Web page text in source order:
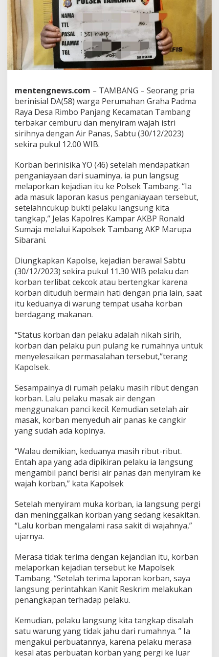
s
a
i
m
b
o
P
n
j
a
n
g
mentengnews.com – TAMBANG – Seorang pria
berinisial DA(58) warga Perumahan Graha Padma
Raya Desa Rimbo Panjang Kecamatan Tambang
terbakar cemburu dan menyiram wajah istri
sirihnya dengan Air Panas, Sabtu (30/12/2023)
sekira pukul 12.00 WIB.
Korban berinisika YO (46) setelah mendapatkan
penganiayaan dari suaminya, ia pun langsug
melaporkan kejadian itu ke Polsek Tambang. “Ia
ada masuk laporan kasus penganiayaan tersebut,
setelahncukup bukti pelaku langsung kita
tangkap,” Jelas Kapolres Kampar AKBP Ronald
Sumaja melalui Kapolsek Tambang AKP Marupa
Sibarani.
Diungkapkan Kapolse, kejadian berawal Sabtu
(30/12/2023) sekira pukul 11.30 WIB pelaku dan
korban terlibat cekcok atau bertengkar karena
korban dituduh bermain hati dengan pria lain, saat
itu keduanya di warung tempat usaha korban
berdagang makanan.
“Status korban dan pelaku adalah nikah sirih,
korban dan pelaku pun pulang ke rumahnya untuk
menyelesaikan permasalahan tersebut,”terang
Kapolsek.
Sesampainya di rumah pelaku masih ribut dengan
korban. Lalu pelaku masak air dengan
menggunakan panci kecil. Kemudian setelah air
masak, korban menyeduh air panas ke cangkir
yang sudah ada kopinya.
“Walau demikian, keduanya masih ribut-ribut.
Entah apa yang ada dipikiran pelaku ia langsung
mengambil panci berisi air panas dan menyiram ke
wajah korban,” kata Kapolsek
Setelah menyiram muka korban, ia langsung pergi
dan meninggalkan korban yang sedang kesakitan.
“Lalu korban mengalami rasa sakit di wajahnya,”
ujarnya.
Merasa tidak terima dengan kejandian itu, korban
melaporkan kejadian tersebut ke Mapolsek
Tambang. “Setelah terima laporan korban, saya
langsung perintahkan Kanit Reskrim melakukan
penangkapan terhadap pelaku.
Kemudian, pelaku langsung kita tangkap disalah
satu warung yang tidak jahu dari rumahnya. ” Ia
mengakui perbuatannya, karena pelaku merasa
kesal atas perbuatan korban yang pergi ke luar